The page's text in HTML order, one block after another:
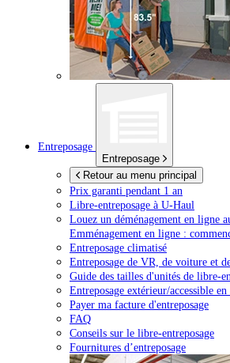
Entreposage
Entreposage
Retour au menu principal
Prix garanti pendant 1 an
Libre-entreposage à U-Haul
Louez un déménagement en ligne
Emménagement en ligne :
Entreposage climatisé
Entreposage de VR, de voiture et
Guide des tailles d'unités de libre-
Entreposage extérieur/accessible
Payer ma facture d'entreposage
FAQ
Conseils sur le libre-entreposage
Fournitures d’entreposage